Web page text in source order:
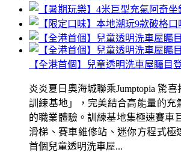
【全港首個】兒童透明洗車屋矚目
炎炎夏日奧海城聯乘Jumptopia 驚
訓練基地」，完美結合高能量的充
的職業體驗。訓練基地集極速賽車
滑梯、賽車維修站、迷你方程式極
首個兒童透明洗車屋...